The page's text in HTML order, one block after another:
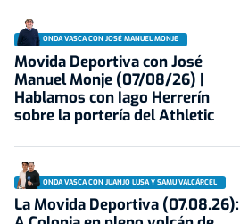
ONDA VASCA CON JOSÉ MANUEL MONJE
Movida Deportiva con José
Manuel Monje (07/08/26) |
Hablamos con Iago Herrerín
sobre la portería del Athletic
ONDA VASCA CON JUANJO LUSA Y SAMU VALCÁRCEL
La Movida Deportiva (07.08.26):